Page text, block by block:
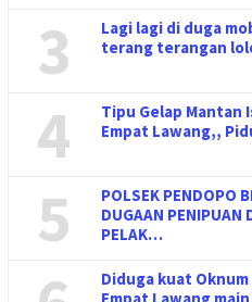
3
Lagi lagi di duga
terang terangan
4
Tipu Gelap Mantan
Empat Lawang,,
5
POLSEK PENDOPO
DUGAAN PENIPUAN
PELAK…
Diduga kuat Oknum
Empat Lawang